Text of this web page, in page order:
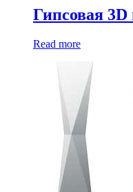
Гипсовая
Read more